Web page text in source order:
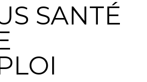
SANTÉ